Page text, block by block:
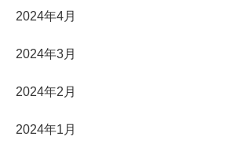
2024年4月
2024年3月
2024年2月
2024年1月